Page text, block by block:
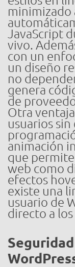
JavaScript
vivo.
con un
un diseño
no
genera
de
Otra
usuarios
animación
que
web como
efectos
existe una
usuario de
directo a